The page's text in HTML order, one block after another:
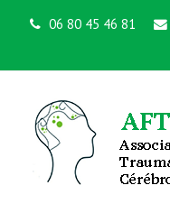
06 80 45 46 81